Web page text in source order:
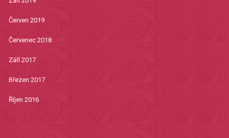
Červen 2019
Červenec 2018
Září 2017
Březen 2017
Říjen 2016